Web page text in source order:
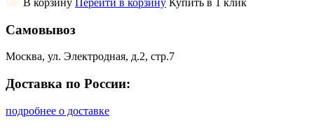
Самовывоз
Москва, ул. Электродная, д.2, стр.7
Доставка по России:
подробнее о доставке